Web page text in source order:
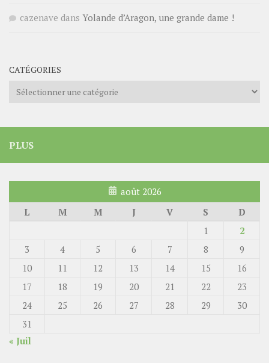
cazenave dans Yolande d’Aragon, une grande dame !
CATÉGORIES
Catégories
PLUS
août 2026
L
M M J V S
D
1
2
3
4 5 6 7 8
9
10
11 12 13 14 15
16
17
18 19 20 21 22
23
24
25 26 27 28 29
30
31
« Juil